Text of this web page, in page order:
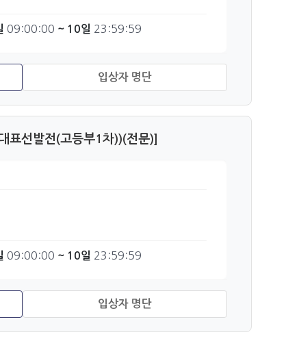
09:00:00 ~ 10일 23:59:59
표선발전(고등부1차))(전문)]
09:00:00 ~ 10일 23:59:59